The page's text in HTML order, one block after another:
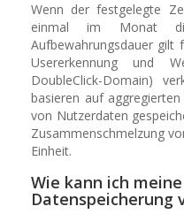
Wenn der festgelegte
einmal im Monat
Aufbewahrungsdauer gilt
Usererkennung und
DoubleClick-Domain)
basieren auf
von Nutzerdaten
Zusammenschmelzung
Einheit.
Wie kann ich
Datenspeicherung